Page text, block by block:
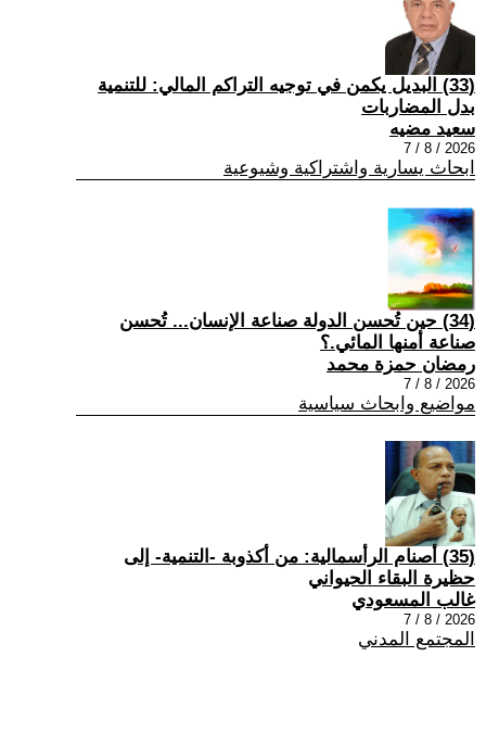
(33) البديل يكمن في توجيه التراكم المالي: للتنمية
بدل المضاربات
سعيد مضيه
2026 / 8 / 7
ابحاث يسارية واشتراكية وشيوعية
(34) حين تُحسن الدولة صناعة الإنسان... تُحسن
صناعة أمنها المائي.؟
رمضان حمزة محمد
2026 / 8 / 7
مواضيع وابحاث سياسية
(35) أصنام الرأسمالية: من أكذوبة -التنمية- إلى
حظيرة البقاء الحيواني
غالب المسعودي
2026 / 8 / 7
المجتمع المدني